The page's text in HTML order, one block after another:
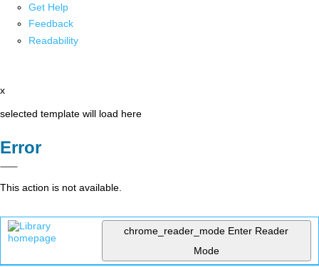
Get Help
Feedback
Readability
x
selected template will load here
Error
This action is not available.
chrome_reader_mode Enter Reader
Mode